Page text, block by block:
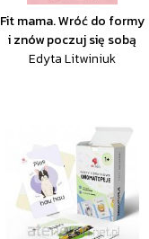
Fit mama. Wróć do formy
i znów poczuj się sobą
Edyta Litwiniuk